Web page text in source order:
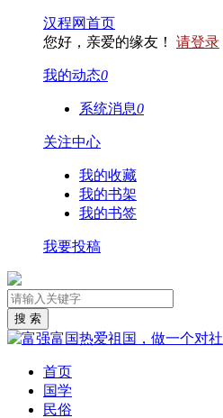
汉程网首页
您好，亲爱的缘友！ 请登录
我的动态0
系统消息0
关注中心
我的收藏
我的书架
我的书签
我要投稿
首页
国学
民俗